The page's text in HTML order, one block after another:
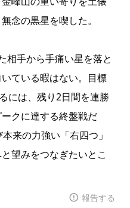
念の黒星を喫した。
相手から手痛い星を落と
ている暇はない。目標
には、残り2日間を連勝
クに達する終盤戦だ
来の力強い「右四つ」
望みをつなぎたいとこ
報告する